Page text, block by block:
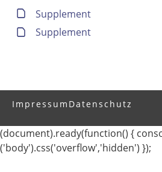
Supplement
Supplement
Impressum Datenschutz
(document).ready(function() {
('body').css('overflow','hidden') });